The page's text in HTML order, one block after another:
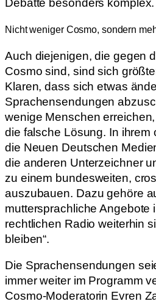
Debatte besonders komplex.
Nicht weniger Cosmo, sondern
Auch diejenigen, die gegen
Cosmo sind, sind sich
Klaren, dass sich etwas
Sprachensendungen
wenige Menschen
die falsche Lösung. In ihrem
die Neuen Deutschen
die anderen Unterzeichner
zu einem bundesweiten,
auszubauen. Dazu gehöre
muttersprachliche Angebote
rechtlichen Radio weiterhin
bleiben“.
Die Sprachensendungen
immer weiter im Programm
Cosmo-Moderatorin Evren